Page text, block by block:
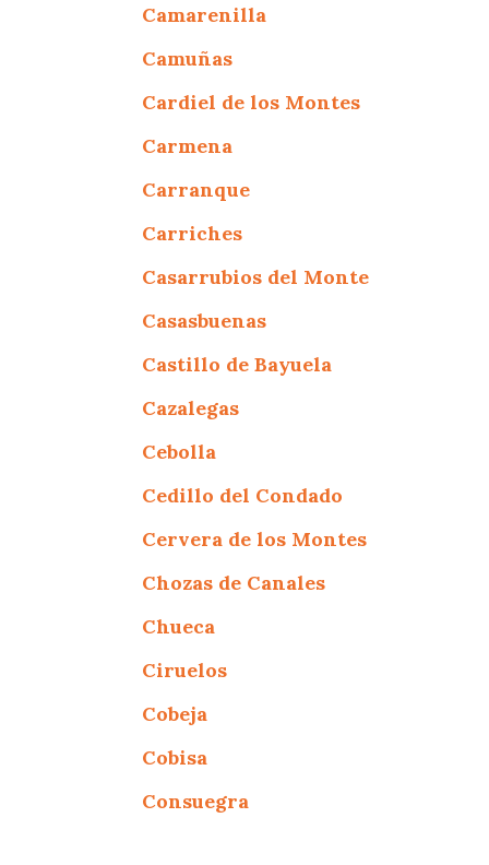
Camarenilla
Camuñas
Cardiel de los Montes
Carmena
Carranque
Carriches
Casarrubios del Monte
Casasbuenas
Castillo de Bayuela
Cazalegas
Cebolla
Cedillo del Condado
Cervera de los Montes
Chozas de Canales
Chueca
Ciruelos
Cobeja
Cobisa
Consuegra